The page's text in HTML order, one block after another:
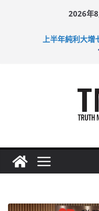
2026年8
上半年純利大增
拜仁熱身